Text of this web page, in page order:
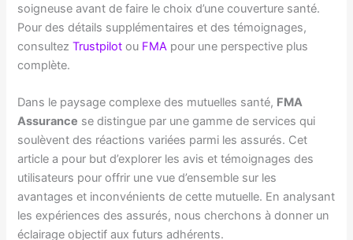
soigneuse avant de faire le choix d’une couverture santé.
Pour des détails supplémentaires et des témoignages,
consultezTrustpilot ou FMA pour une perspective plus
complète.
Dans le paysage complexe des mutuelles santé, FMA
Assurance se distingue par une gamme de services qui
soulèvent des réactions variées parmi les assurés. Cet
article a pour but d’explorer les avis et témoignages des
utilisateurs pour offrir une vue d’ensemble sur les
avantages et inconvénients de cette mutuelle. En analysant
les expériences des assurés, nous cherchons à donner un
éclairage objectif aux futurs adhérents.